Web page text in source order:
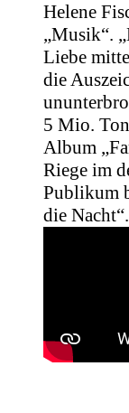
Helene
„Musik“.
Liebe
die
5 Mio.
Album
Riege im
Publikum
die Nacht“.